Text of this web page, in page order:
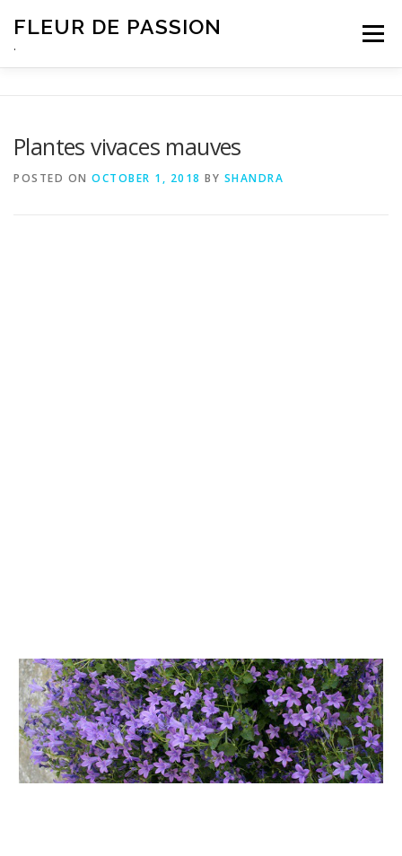
FLEUR DE PASSION
.
Menu
Plantes vivaces mauves
POSTED ON OCTOBER 1, 2018 BY SHANDRA